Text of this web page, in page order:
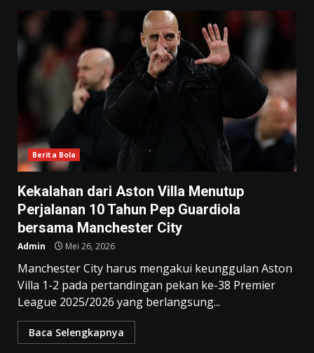
Berita Bola
Kekalahan dari Aston Villa Menutup
Perjalanan 10 Tahun Pep Guardiola
bersama Manchester City
Admin Mei 26, 2026
Manchester City harus mengakui keunggulan Aston
Villa 1-2 pada pertandingan pekan ke-38 Premier
League 2025/2026 yang berlangsung...
Baca Selengkapnya